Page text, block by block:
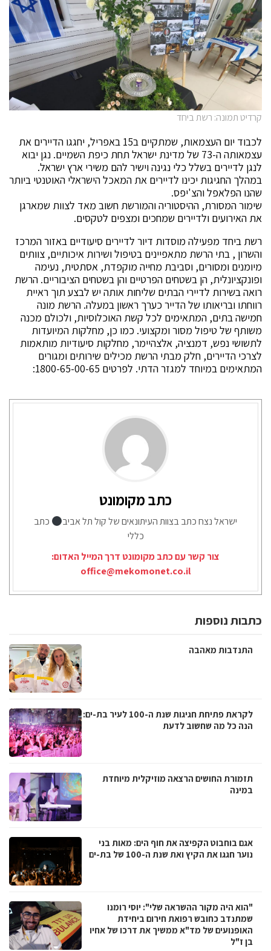
קרדיט תמונה: רשת ביחד
לכבוד יום העצמאות, שמתקיים ב15 באפריל, יחגגו הדיירים את
עצמאותה ה-73 של מדינת ישראל תחת כיפת השמיים. נגן יבוא
לנגן לדיירים בשלל כלי נגינה וישיר להם משירי ארץ ישראל.
במהלך החגיגות יכינו לדיירים את המאכל הישראלי האוטנטי ביותר
שהנו הפלאפל והצ'יפס.
שימור המסורת, ההיסטוריה והמורשת חשוב מאד לצוות שמארגן
את האירועים ולדיירים שמחכים ומצפים לטקסים.
רשת ביחד מפעילה מוסדות דיור לדיירים סיעודיים באזור המרכז
והשרון , בתי הרשת מתאפיינים בטיפול ושירות איכותיים, צוותים
מיומנים ומסורים, וסביבת מחייה מוקפדת, אסתטית, נעימה
ופונקציונלית, הן בשטחים הפרטיים והן בשטחים הציבוריים. הרשת
רואה בשירות לדיירי הבתים שליחות אותה יש לבצע תוך ראיית
רווחתו ובריאותו של הדייר כערך ראשון במעלה. הרשת מונה
חמישה בתים, המתאימים לכל קשת האוכלוסיות, ולכולם מכנה
משותף של טיפול מסור ומקצועי. כמו כן, מחלקות המיועדות
לתשושי נפש, דמנציה, אלצהיימר, מחלקות סיעודיות מותאמות
לצרכי הדיירים, חלק מבתי הרשת מכילים שירותים ומגורים
המתאימים במיוחד למגזר הדתי. לפרטים 1800-65-00-65:
כתב מקומונט
ישראל נצח כתב בצוות העיתונאים של קול תל אביב
כתב
כללי
צור קשר עם כתב מקומונט דרך המייל האדום:
office@mekomonet.co.il
כתבות נוספות
התנדבות מאהבה
לקראת פתיחת חגיגות שנת ה-100 לעיר בת-ים:
הנה כל מה שחשוב לדעת
תזמורת החושים הרצאה מוזיקלית מיוחדת
במינה
אגם בוחבוט הקפיצה את חוף הים: מאות בני
נוער חגגו את הקיץ ואת שנת ה-100 של בת-ים
"הוא היה מקור ההשראה שלי": יוסי רומנו
שמתנדב כחובש רפואת חירום ביחידת
האופנועים של מד"א ממשיך את דרכו של אחיו
בן ז"ל